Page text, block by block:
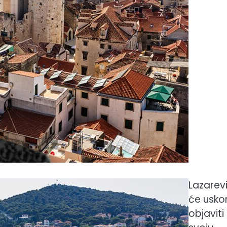
će
objaviti